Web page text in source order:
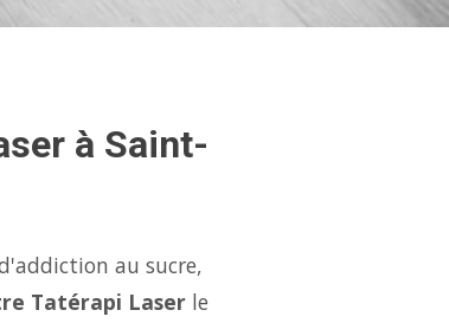
à Saint-
au sucre,
Tatérapi Laser le